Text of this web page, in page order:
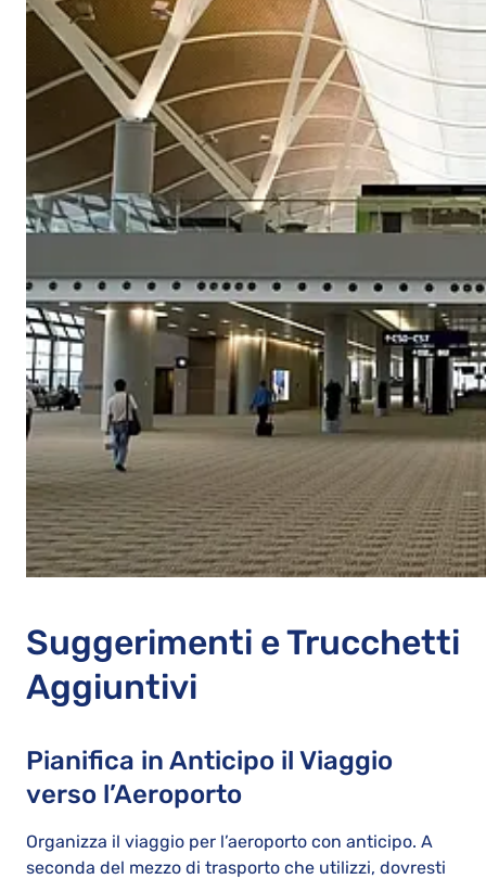
Suggerimenti e Trucchetti
Aggiuntivi
Pianifica in Anticipo il Viaggio
verso l’Aeroporto
Organizza il viaggio per l’aeroporto con anticipo. A
seconda del mezzo di trasporto che utilizzi, dovresti